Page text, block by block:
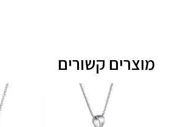
מוצרים קשורים